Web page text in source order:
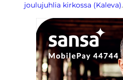
joulujuhlia kirkossa (Kaleva).